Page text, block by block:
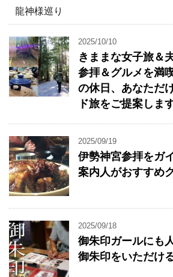
龍神様巡り
2025/10/10
きままな女子旅＆
参拝＆グルメを満
の休日、あなただ
ド旅をご提案しま
2025/09/19
伊勢神宮参拝をガ
案内人がおすすめ
2025/09/18
御朱印ガールにも
御朱印をいただけ